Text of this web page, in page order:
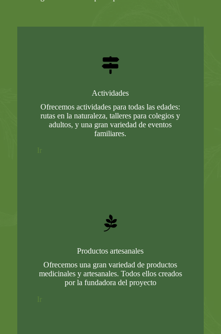
Actividades
Ofrecemos actividades para todas las edades:
rutas en la naturaleza, talleres para colegios y
adultos, y una gran variedad de eventos
familiares.
Ir
Productos artesanales
Ofrecemos una gran variedad de productos
medicinales y artesanales. Todos ellos creados
por la fundadora del proyecto
Ir